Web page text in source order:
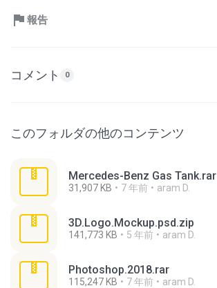
報告
コメント 0
このフォルダの他のコンテンツ
Mercedes-Benz Gas Tank.rar
31,907 KB 7 年前 aram D.
3D.Logo.Mockup.psd.zip
141,773 KB 5 年前 aram D.
Photoshop.2018.rar
115,247 KB 7 年前 aram D.